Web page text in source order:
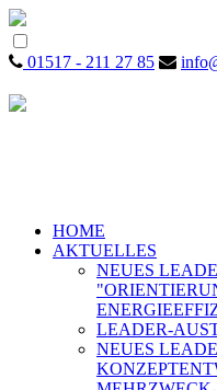
01517 - 211 27 85
HOME
AKTUELLES
NEUES
LEADER-
NEUES